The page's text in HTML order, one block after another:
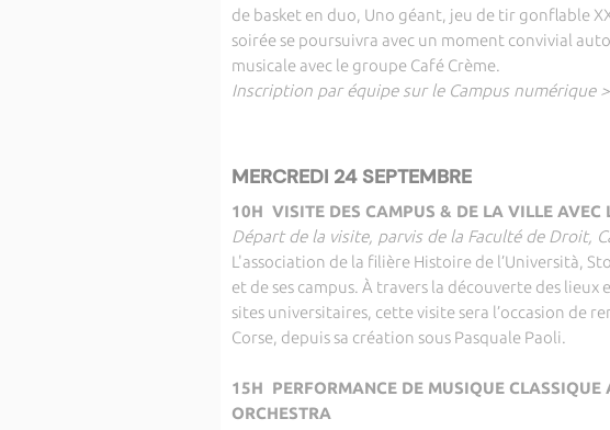
de basket en duo, Uno géant, jeu de tir gonflable
soirée se poursuivra avec un moment convivial
musicale avec le groupe Café Crème.
Inscription par équipe sur le Campus numérique
MERCREDI 24 SEPTEMBRE
10H VISITE DES CAMPUS & DE LA VILLE AVEC
Départ de la visite, parvis de la Faculté de Droit,
L'association de la filière Histoire de l’Università,
et de ses campus. À travers la découverte des
sites universitaires, cette visite sera l’occasion de
Corse, depuis sa création sous Pasquale Paoli.
15H PERFORMANCE DE MUSIQUE CLASSIQUE
ORCHESTRA